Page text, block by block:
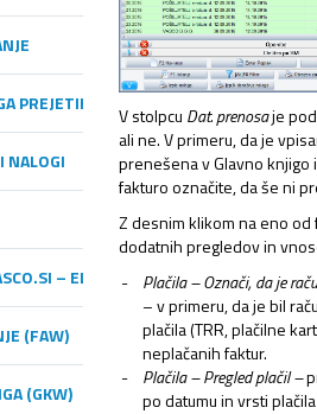
PREJETIH RAČUNOV
NALOGI
– ELEKTRONSKA IZMENJAVA
(FAW)
(GKW)
V stolpcu Dat. prenosaje
ali ne. V primeru, da je
prenešena v Glavno
fakturo označite, da še ni
Z desnim klikom na eno
dodatnih pregledov in
Plačila – Označi, da je
– v primeru, da je bil
plačila (TRR, plačilne
neplačanih faktur.
Plačila – Pregled plačil –
po datumu in vrsti